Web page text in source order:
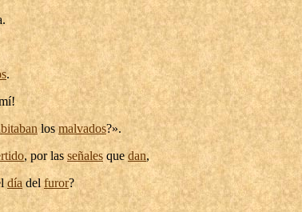
.
.
los malvados?».
, por las señales quedan,
día delfuror?